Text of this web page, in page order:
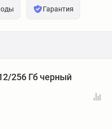
Гарантия
256 Гб черный